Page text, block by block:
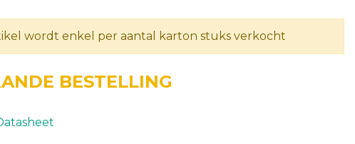
wordt enkel per aantal karton stuks verkocht
BESTELLING